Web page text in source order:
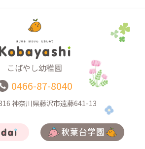
こばやし幼稚園
0466-87-8040
神奈川県藤沢市遠藤641-13